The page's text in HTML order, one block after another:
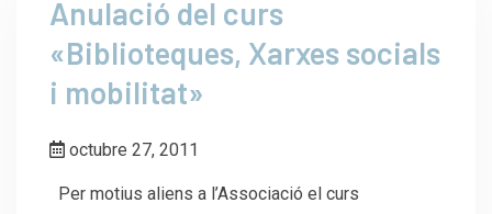
Anulació del curs
«Biblioteques, Xarxes socials
i mobilitat»
octubre 27, 2011
Per motius aliens a l’Associació el curs